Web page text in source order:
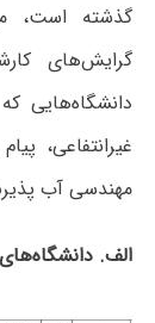
گذشته است،
گرایش‌های
دانشگاه‌هایی
غیرانتفاعی،
مهندسی آب
الف.